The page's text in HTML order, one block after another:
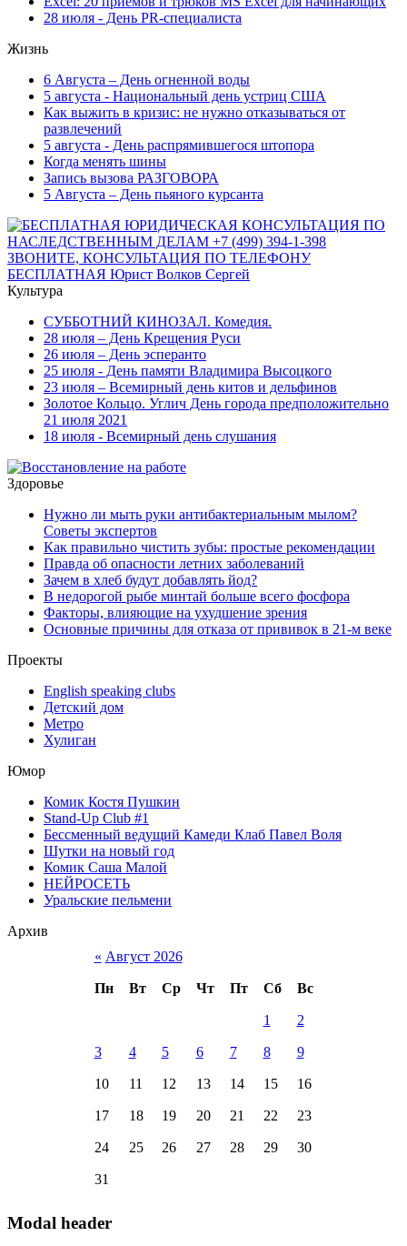
28 июля - День PR-специалиста
Жизнь
6 Августа – День огненной воды
5 августа - Национальный день устриц США
Как выжить в кризис: не нужно отказываться от
развлечений
5 августа - День распрямившегося штопора
Когда менять шины
Запись вызова РАЗГОВОРА
5 Августа – День пьяного курсанта
Культура
СУББОТНИЙ КИНОЗАЛ. Комедия.
28 июля – День Крещения Руси
26 июля – День эсперанто
25 июля - День памяти Владимира Высоцкого
23 июля – Всемирный день китов и дельфинов
Золотое Кольцо. Углич День города предположительно
21 июля 2021
18 июля - Всемирный день слушания
Здоровье
Нужно ли мыть руки антибактериальным мылом?
Советы экспертов
Как правильно чистить зубы: простые рекомендации
Правда об опасности летних заболеваний
Зачем в хлеб будут добавлять йод?
В недорогой рыбе минтай больше всего фосфора
Факторы, влияющие на ухудшение зрения
Основные причины для отказа от прививок в 21-м веке
Проекты
English speaking clubs
Детский дом
Метро
Хулиган
Юмор
Комик Костя Пушкин
Stand-Up Club #1
Бессменный ведущий Камеди Клаб Павел Воля
Шутки на новый год
Комик Саша Малой
НЕЙРОСЕТЬ
Уральские пельмени
Архив
« Август 2026
Пн Вт Ср Чт Пт Сб Вс
1 2
3 4 5 6 7 8 9
10 11 12 13 14 15 16
17 18 19 20 21 22 23
24 25 26 27 28 29 30
31
Modal header